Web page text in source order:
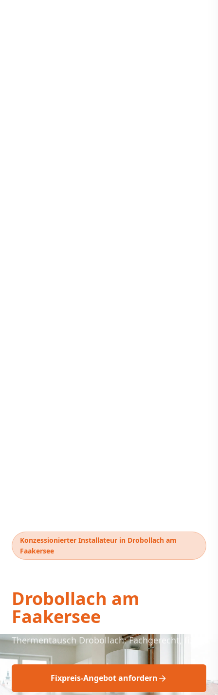
Konzessionierter Installateur in Drobollach am
Faakersee
Drobollach am
Faakersee
Thermentausch Drobollach: Fachgerecht, fix.
Fixpreis-Angebot anfordern